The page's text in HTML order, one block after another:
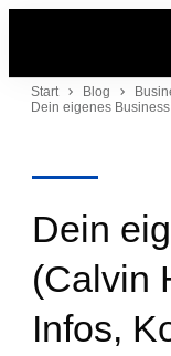
Start Blog
Dein
(Calvin
Infos,